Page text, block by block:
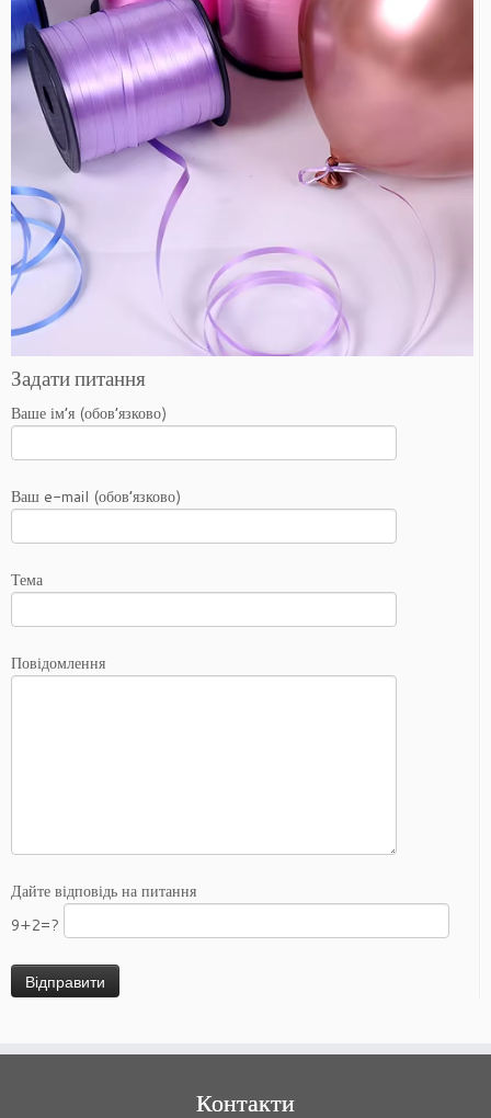
Задати питання
Ваше ім’я (обов’язково)
Ваш e-mail (обов’язково)
Тема
Повідомлення
Дайте відповідь на питання
9+2=?
Контакти